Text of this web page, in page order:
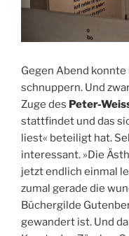
Gegen Abend
schnuppern. Und
Zuge des Peter-
stattfindet und das
liest« beteiligt hat.
interessant. »Die
jetzt endlich einmal
zumal gerade die
Büchergilde
gewandert ist. Und